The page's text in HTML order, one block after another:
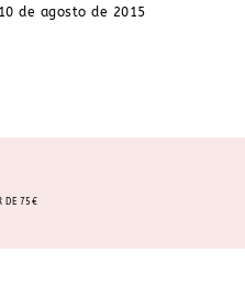
10 de agosto de 2015
DE 75€